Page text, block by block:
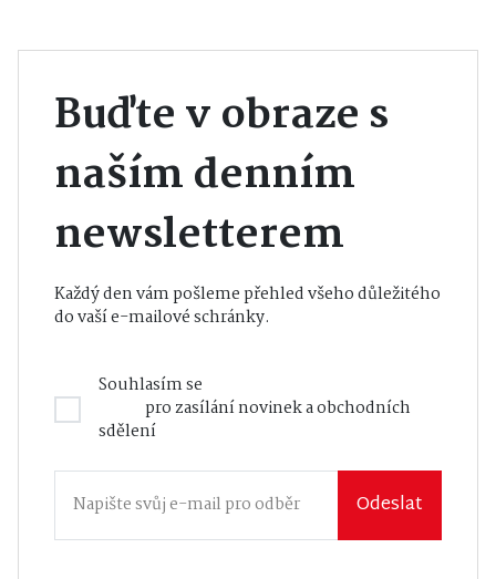
Buďte v obraze s
naším denním
newsletterem
Každý den vám pošleme přehled všeho důležitého
do vaší e-mailové schránky.
Souhlasím se
pro zasílání novinek a obchodních
sdělení
Odeslat